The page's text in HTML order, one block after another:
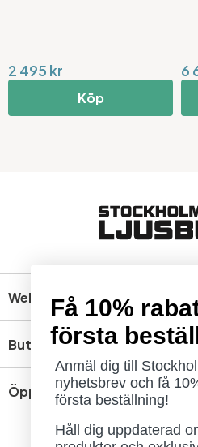
2 495 kr
Köp
6
Webbshop
Butik
Öppettider
Få 10%
första
Anmäl dig till
nyhetsbrev och få
första beställning!
Håll dig uppdaterad